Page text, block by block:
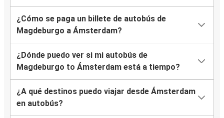
¿Cómo se paga un billete de autobús de
Magdeburgo a Ámsterdam?
¿Dónde puedo ver si mi autobús de
Magdeburgo to Ámsterdam está a tiempo?
¿A qué destinos puedo viajar desde Ámsterdam
en autobús?